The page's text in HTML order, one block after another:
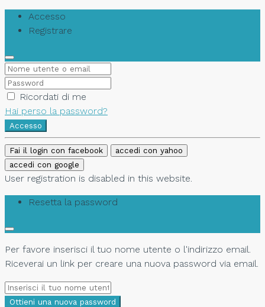
Accesso
Registrare
Ricordati di me
Hai perso la password?
Accesso
Fai il login con facebook
accedi con yahoo
accedi con google
User registration is disabled in this website.
Resetta la password
Per favore inserisci il tuo nome utente o l'indirizzo email.
Riceverai un link per creare una nuova password via email.
Ottieni una nuova password